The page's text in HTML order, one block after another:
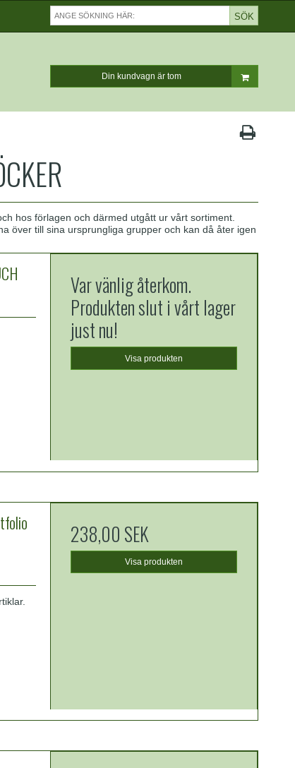
SÖK
Din kundvagn är tom
hos förlagen och därmed utgått ur vårt sortiment.
över till sina ursprungliga grupper och kan då åter igen
Var vänlig återkom.
Produkten slut i vårt lager
just nu!
Visa produkten
238,00 SEK
Visa produkten